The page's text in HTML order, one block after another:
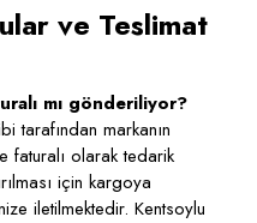
ve Teslimat
mı gönderiliyor?
tarafından markanın
faturalı olarak tedarik
için kargoya
iletilmektedir. Kentsoylu